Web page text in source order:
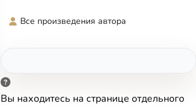
Все произведения автора
Вы находитесь на странице отдельного